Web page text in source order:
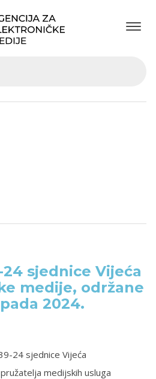
sjednice Vijeća
medije, održane
2024.
24 sjednice Vijeća
medijskih usluga